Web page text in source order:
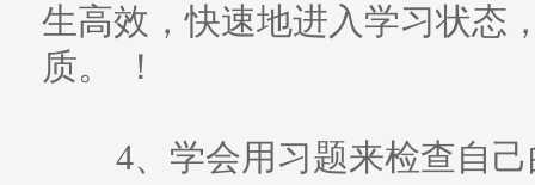
生高效，快速地进入学习状态
质。 ！
4、学会用习题来检查自己